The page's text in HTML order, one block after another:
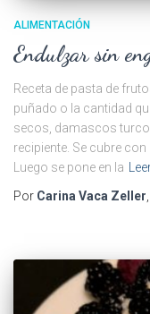
ALIMENTACIÓN
Endulzar sin
Receta de pasta de
puñado o la cantidad
secos, damascos
recipiente. Se cubre
Luego se pone en la
Por Carina Vaca Zeller